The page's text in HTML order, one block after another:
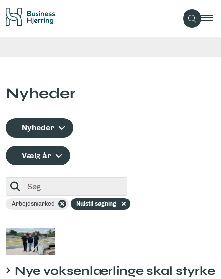
Nyheder
Arbejdsmarked Nulstil søgning
Nyheder
Vælg år
Nye voksenlærlinge skal styrke